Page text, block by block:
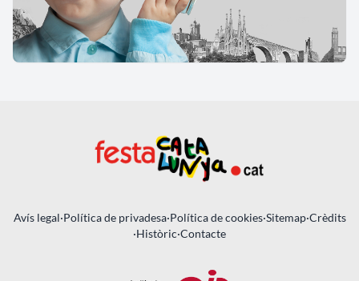
Avís legal·Política de privadesa·Política de cookies·Sitemap·Crèdits
·Històric·Contacte